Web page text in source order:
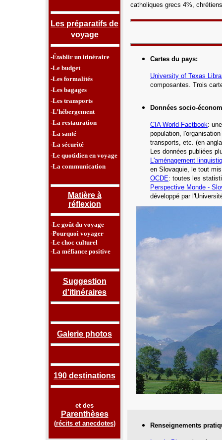
Les préparatifs de
voyage
-Établir un itinéraire
-Le budget
-Les formalités
-Les bagages
-Les transports
-L’hébergement
-La restauration
-La santé
-La sécurité
-Le quotidien en voyage
-La communication
Matière à
réflexion
-Le goût du voyage
-Pourquoi voyager
-Le choc culturel
-La méfiance positive
Suggestion
d'itinéraires
Galerie photos
190 destinations
et des
Parenthèses
(récits et anecdotes)
catholiques grecs 4%,
Cartes du pays:
University of Texas
composantes. Trois
Données socio-
CIAWorld Factbook:
population,
transports, etc. (en
Les données publiées
L'aménagement
en Slovaquie, le tout
OCDE: toutes les
Perspective Monde -
développé par
Renseignements